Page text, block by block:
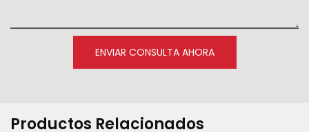
ENVIAR CONSULTA AHORA
Productos Relacionados